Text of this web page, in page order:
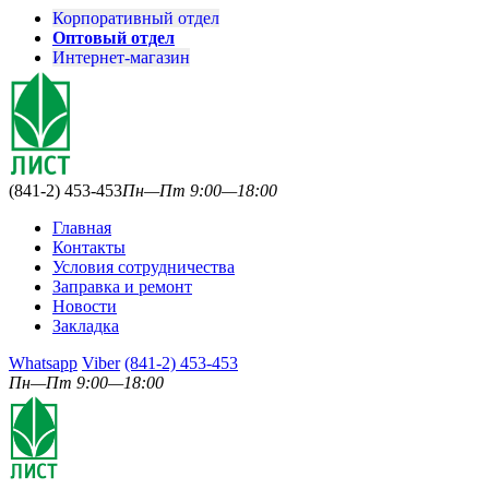
Корпоративный отдел
Оптовый отдел
Интернет-магазин
(841-2) 453-453Пн—Пт 9:00—18:00
Главная
Контакты
Условия сотрудничества
Заправка и ремонт
Новости
Закладка
Whatsapp Viber (841-2) 453-453
Пн—Пт 9:00—18:00